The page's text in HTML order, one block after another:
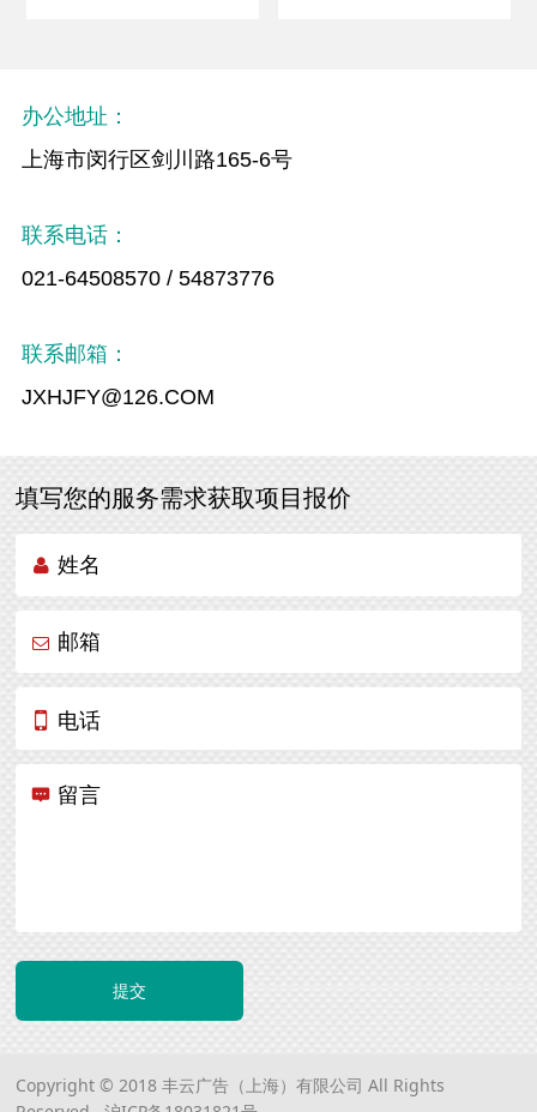
办公地址：
上海市闵行区剑川路165-6号
联系电话：
021-64508570 / 54873776
联系邮箱：
JXHJFY@126.COM
填写您的服务需求获取项目报价
姓名
邮箱
电话
留言
提交
Copyright © 2018 丰云广告（上海）有限公司 All Rights